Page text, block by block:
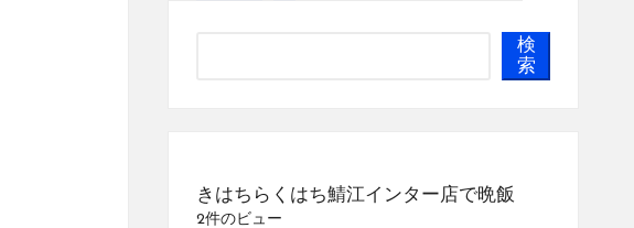
検
索
きはちらくはち鯖江インター店で晩飯
2件のビュー